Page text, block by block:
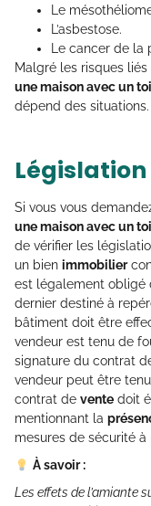
Le
L’asbestose.
Le cancer de la
Malgré les risques
une maison avec un
dépend des situations.
Si vous vous
une maison avec un
de vérifier les
un bien immobilier
est légalement obligé
dernier destiné à
bâtiment doit être
vendeur est tenu de
signature du contrat
vendeur peut être
contrat de vente doit
mentionnant la
mesures de sécurité à
À savoir :
Les effets de l’amiante